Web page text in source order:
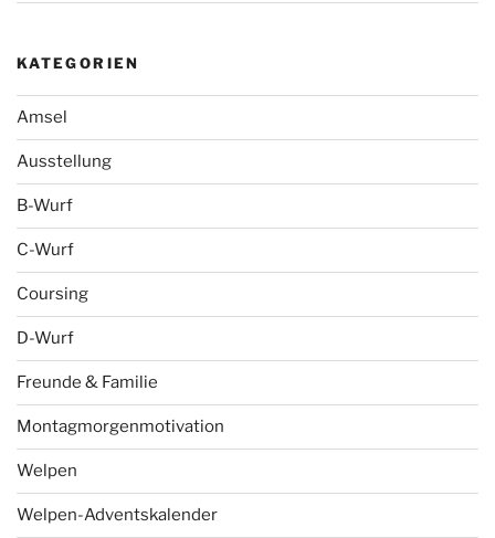
KATEGORIEN
Amsel
Ausstellung
B-Wurf
C-Wurf
Coursing
D-Wurf
Freunde & Familie
Montagmorgenmotivation
Welpen
Welpen-Adventskalender